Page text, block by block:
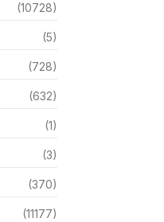
(10728)
(5)
(728)
(632)
(1)
(3)
(370)
(11177)